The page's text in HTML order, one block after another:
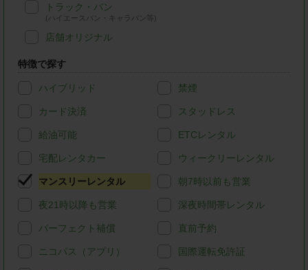
トラック・バン
(ハイエースバン・キャラバン等)
店舗オリジナル
特徴で探す
ハイブリッド 禁煙
カード決済 スタッドレス
給油可能 ETCレンタル
宅配レンタカー ウィークリーレンタル
マンスリーレンタル 朝7時以前も営業
夜21時以降も営業 深夜時間帯レンタル
パーフェクト補償 直前予約
ニコパス（アプリ） 国際運転免許証